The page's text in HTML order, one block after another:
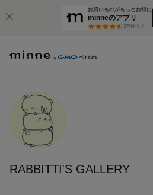
お買いものがもっとお得に
minneのアプリ
3万件以上
RABBITTI'S GALLERY